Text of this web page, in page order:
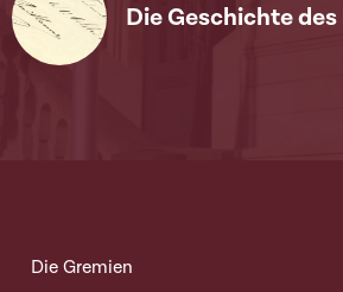
Die Geschichte
Die Gremien